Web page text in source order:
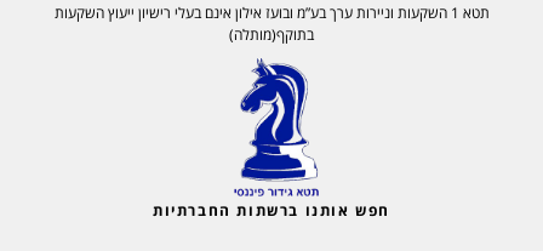
תטא 1 השקעות וניירות ערך בע”מ ובועז אילון אינם בעלי רישיון ייעוץ השקעות
בתוקף(מותלה)
חפש אותנו ברשתות החברתיות